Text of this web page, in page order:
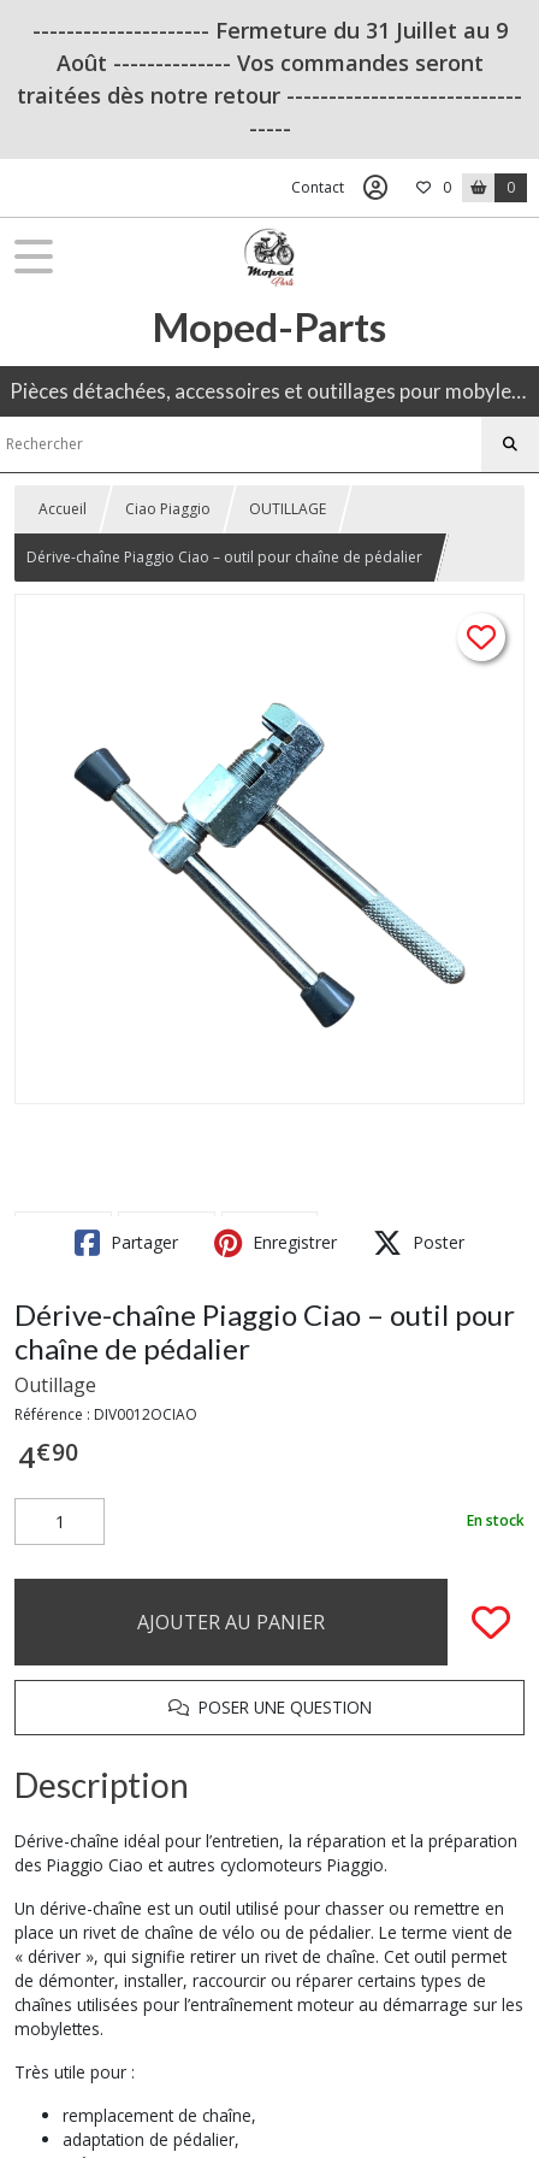
--------------------- Fermeture du 31 Juillet au 9
Août -------------- Vos commandes seront
traitées dès notre retour ----------------------------
-----
Contact 0 0
Moped-Parts
Pièces détachées, accessoires et outillages pour mobylette, 50CC, moto ancienne.
Accueil Ciao Piaggio OUTILLAGE
Dérive-chaîne Piaggio Ciao – outil pour chaîne de pédalier
Partager Enregistrer Poster
Dérive-chaîne Piaggio Ciao – outil pour
chaîne de pédalier
Outillage
Référence : DIV0012OCIAO
4€90
En stock
AJOUTER AU PANIER
POSER UNE QUESTION
Description
Dérive-chaîne idéal pour l’entretien, la réparation et la préparation
des Piaggio Ciao et autres cyclomoteurs Piaggio.
Un dérive-chaîne est un outil utilisé pour chasser ou remettre en
place un rivet de chaîne de vélo ou de pédalier. Le terme vient de
« dériver », qui signifie retirer un rivet de chaîne. Cet outil permet
de démonter, installer, raccourcir ou réparer certains types de
chaînes utilisées pour l’entraînement moteur au démarrage sur les
mobylettes.
Très utile pour :
remplacement de chaîne,
adaptation de pédalier,